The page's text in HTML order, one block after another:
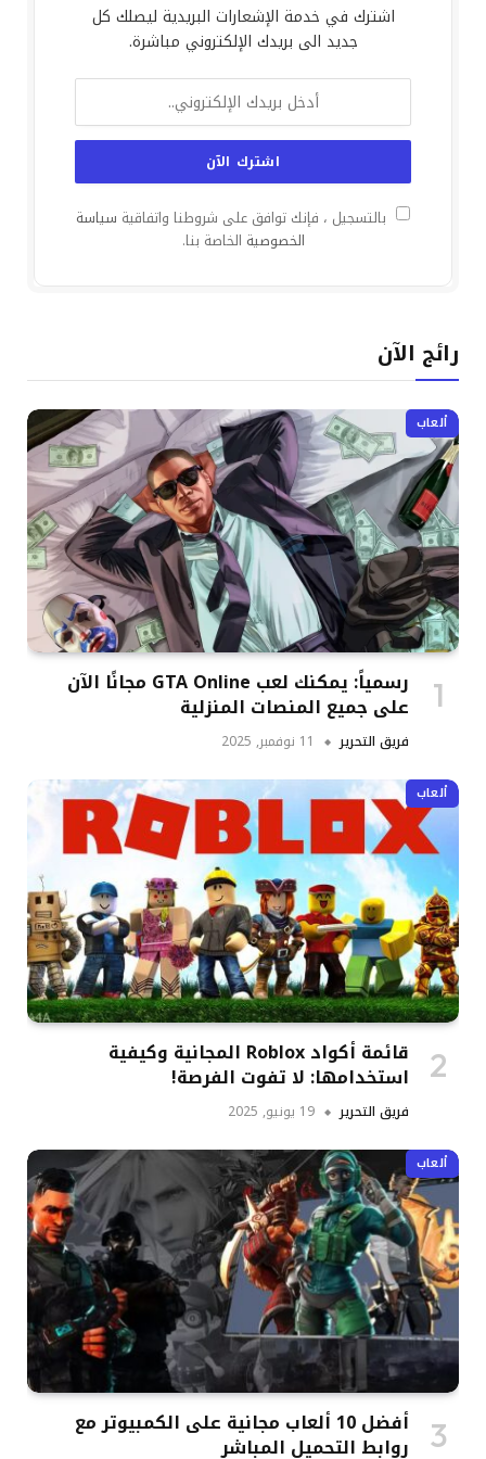
اشترك في خدمة الإشعارات البريدية ليصلك كل
جديد الى بريدك الإلكتروني مباشرة.
بالتسجيل ، فإنك توافق على شروطنا واتفاقية سياسة
الخصوصية الخاصة بنا.
رائج الآن
ألعاب
رسمياً: يمكنك لعب GTA Online مجانًا الآن
على جميع المنصات المنزلية
فريق التحرير 11 نوفمبر, 2025
ألعاب
قائمة أكواد Roblox المجانية وكيفية
استخدامها: لا تفوت الفرصة!
فريق التحرير 19 يونيو, 2025
ألعاب
أفضل 10 ألعاب مجانية على الكمبيوتر مع
روابط التحميل المباشر